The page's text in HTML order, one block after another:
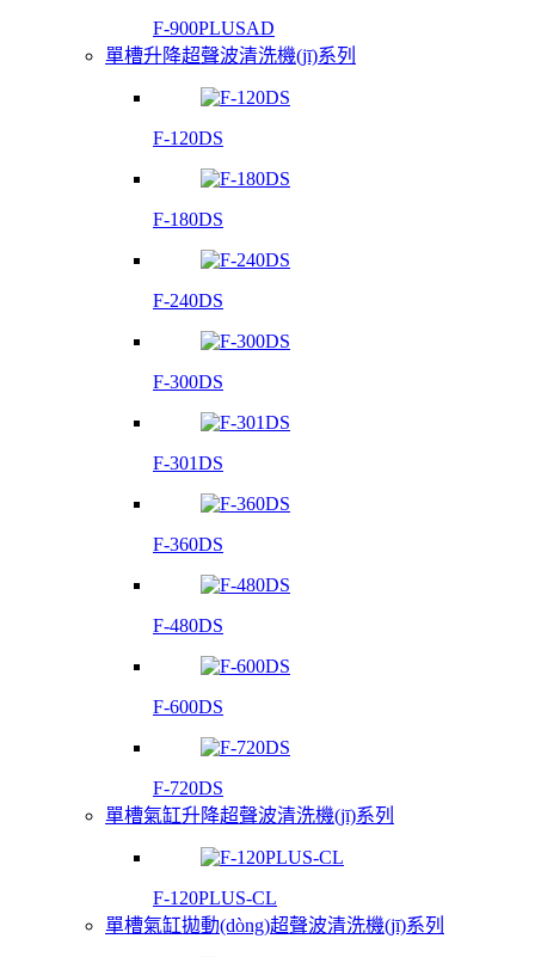
F-900PLUSAD
單槽升降超聲波清洗機(jī)系列
F-120DS
F-180DS
F-240DS
F-300DS
F-301DS
F-360DS
F-480DS
F-600DS
F-720DS
單槽氣缸升降超聲波清洗機(jī)系列
F-120PLUS-CL
單槽氣缸拋動(dòng)超聲波清洗機(jī)系列